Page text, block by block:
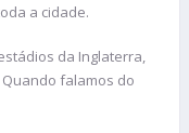
a cidade.
da Inglaterra,
falamos do